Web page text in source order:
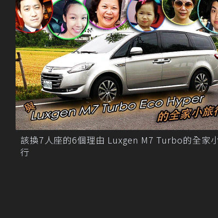
該換7人座的6個理由 Luxgen M7 Turbo的全家
行